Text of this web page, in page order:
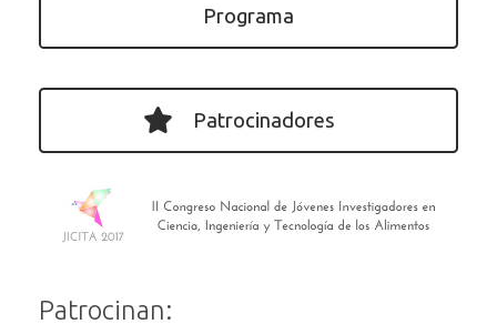
Programa
Patrocinadores
Patrocinan: